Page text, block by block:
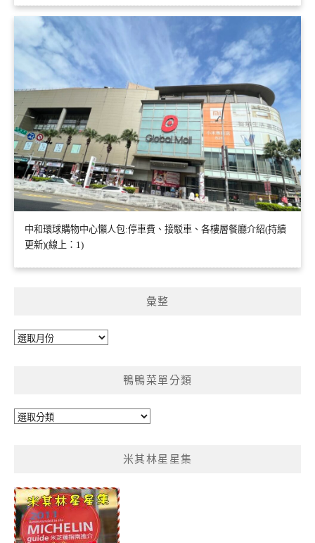
中和環球購物中心懶人包:停車費、接駁車、各樓層餐廳介紹(持續
更新)(線上：1)
彙整
彙
鴨鴨菜單分類
鴨
類
米其林星星集